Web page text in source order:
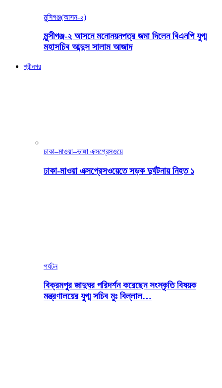
মুন্সিগঞ্জ(আসন-২)
মুন্সীগঞ্জ-২ আসনে মনোনয়নপত্র জমা দিলেন বিএনপি যুগ্ম
মহাসচিব আব্দুস সালাম আজাদ
শ্রীনগর
ঢাকা–মাওয়া–ভাঙ্গা এক্সপ্রেসওয়ে
ঢাকা-মাওয়া এক্সপ্রেসওয়েতে সড়ক দুর্ঘটনায় নিহত ১
পর্যটন
বিক্রমপুর জাদুঘর পরিদর্শন করেছেন সংস্কৃতি বিষয়ক
মন্ত্রণালয়ের যুগ্ম সচিব মুঃ বিল্লাল…